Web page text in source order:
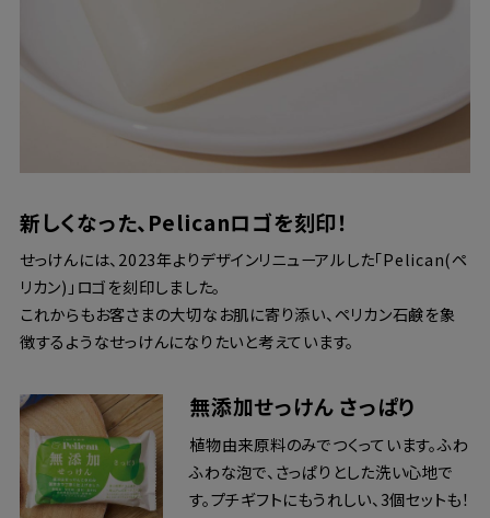
新しくなった、Pelicanロゴを刻印！
せっけんには、2023年よりデザインリニューアルした「Pelican(ペ
リカン)」ロゴを刻印しました。
これからもお客さまの大切なお肌に寄り添い、ペリカン石鹸を象
徴するようなせっけんになりたいと考えています。
無添加せっけん さっぱり
植物由来原料のみでつくっています。ふわ
ふわな泡で、さっぱりとした洗い心地で
す。プチギフトにもうれしい、3個セットも！